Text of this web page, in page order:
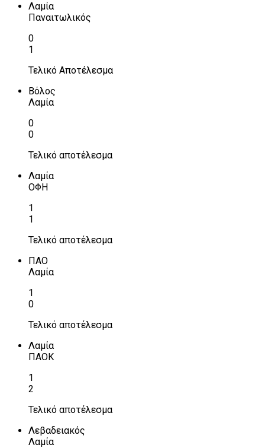
Λαμία
Παναιτωλικός
0
1
Τελικό Αποτέλεσμα
Βόλος
Λαμία
0
0
Τελικό αποτέλεσμα
Λαμία
ΟΦΗ
1
1
Τελικό αποτέλεσμα
ΠΑΟ
Λαμία
1
0
Τελικό αποτέλεσμα
Λαμία
ΠΑΟΚ
1
2
Τελικό αποτέλεσμα
Λεβαδειακός
Λαμία